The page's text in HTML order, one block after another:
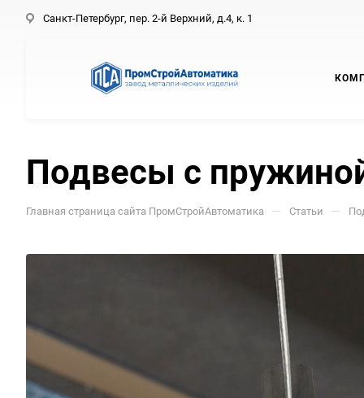
Санкт-Петербург, пер. 2-й Верхний, д.4, к. 1
Подвесы с
Главная страница сайта ПромСтройАвтоматика — Статьи —